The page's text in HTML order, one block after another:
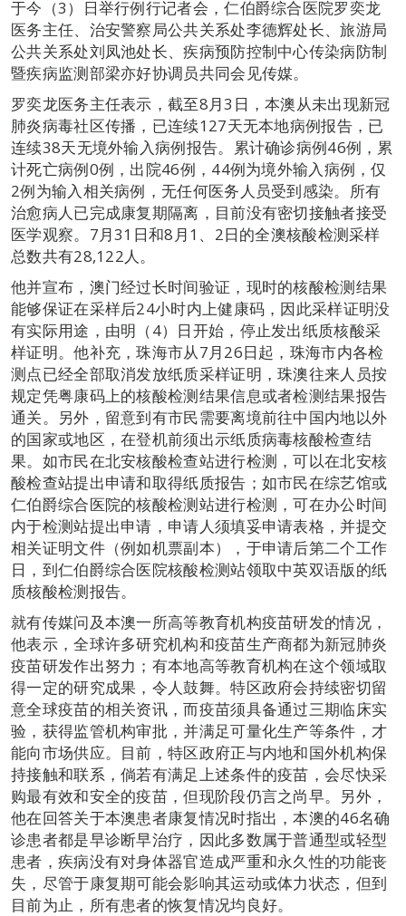
于今（3）日举行例行记者会，仁伯爵综合医院罗奕龙
医务主任、治安警察局公共关系处李德辉处长、旅游局
公共关系处刘凤池处长、疾病预防控制中心传染病防制
暨疾病监测部梁亦好协调员共同会见传媒。
罗奕龙医务主任表示，截至8月3日，本澳从未出现新冠
肺炎病毒社区传播，已连续127天无本地病例报告，已
连续38天无境外输入病例报告。累计确诊病例46例，累
计死亡病例0例，出院46例，44例为境外输入病例，仅
2例为输入相关病例，无任何医务人员受到感染。所有
治愈病人已完成康复期隔离，目前没有密切接触者接受
医学观察。7月31日和8月1、2日的全澳核酸检测采样
总数共有28,122人。
他并宣布，澳门经过长时间验证，现时的核酸检测结果
能够保证在采样后24小时内上健康码，因此采样证明没
有实际用途，由明（4）日开始，停止发出纸质核酸采
样证明。他补充，珠海市从7月26日起，珠海市内各检
测点已经全部取消发放纸质采样证明，珠澳往来人员按
规定凭粤康码上的核酸检测结果信息或者检测结果报告
通关。另外，留意到有市民需要离境前往中国内地以外
的国家或地区，在登机前须出示纸质病毒核酸检查结
果。如市民在北安核酸检查站进行检测，可以在北安核
酸检查站提出申请和取得纸质报告；如市民在综艺馆或
仁伯爵综合医院的核酸检测站进行检测，可在办公时间
内于检测站提出申请，申请人须填妥申请表格，并提交
相关证明文件（例如机票副本），于申请后第二个工作
日，到仁伯爵综合医院核酸检测站领取中英双语版的纸
质核酸检测报告。
就有传媒问及本澳一所高等教育机构疫苗研发的情况，
他表示，全球许多研究机构和疫苗生产商都为新冠肺炎
疫苗研发作出努力；有本地高等教育机构在这个领域取
得一定的研究成果，令人鼓舞。特区政府会持续密切留
意全球疫苗的相关资讯，而疫苗须具备通过三期临床实
验，获得监管机构审批，并满足可量化生产等条件，才
能向市场供应。目前，特区政府正与内地和国外机构保
持接触和联系，倘若有满足上述条件的疫苗，会尽快采
购最有效和安全的疫苗，但现阶段仍言之尚早。另外，
他在回答关于本澳患者康复情况时指出，本澳的46名确
诊患者都是早诊断早治疗，因此多数属于普通型或轻型
患者，疾病没有对身体器官造成严重和永久性的功能丧
失，尽管于康复期可能会影响其运动或体力状态，但到
目前为止，所有患者的恢复情况均良好。